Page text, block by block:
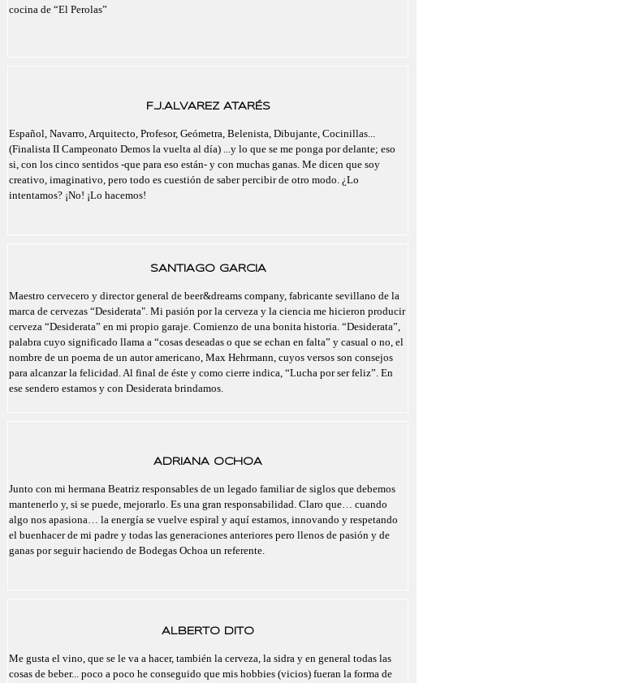
cocina de “El Perolas”
F.J.ALVAREZ ATARÉS
Español, Navarro, Arquitecto, Profesor, Geómetra, Belenista, Dibujante, Cocinillas...
(Finalista II Campeonato Demos la vuelta al día) ...y lo que se me ponga por delante; eso
si, con los cinco sentidos -que para eso están- y con muchas ganas. Me dicen que soy
creativo, imaginativo, pero todo es cuestión de saber percibir de otro modo. ¿Lo
intentamos? ¡No! ¡Lo hacemos!
SANTIAGO GARCIA
Maestro cervecero y director general de beer&dreams company, fabricante sevillano de la
marca de cervezas “Desiderata". Mi pasión por la cerveza y la ciencia me hicieron producir
cerveza “Desiderata” en mi propio garaje. Comienzo de una bonita historia. “Desiderata”,
palabra cuyo significado llama a “cosas deseadas o que se echan en falta” y casual o no, el
nombre de un poema de un autor americano, Max Hehrmann, cuyos versos son consejos
para alcanzar la felicidad. Al final de éste y como cierre indica, “Lucha por ser feliz”. En
ese sendero estamos y con Desiderata brindamos.
ADRIANA OCHOA
Junto con mi hermana Beatriz responsables de un legado familiar de siglos que debemos
mantenerlo y, si se puede, mejorarlo. Es una gran responsabilidad. Claro que… cuando
algo nos apasiona… la energía se vuelve espiral y aquí estamos, innovando y respetando
el buenhacer de mi padre y todas las generaciones anteriores pero llenos de pasión y de
ganas por seguir haciendo de Bodegas Ochoa un referente.
ALBERTO DITO
Me gusta el vino, que se le va a hacer, también la cerveza, la sidra y en general todas las
cosas de beber... poco a poco he conseguido que mis hobbies (vicios) fueran la forma de